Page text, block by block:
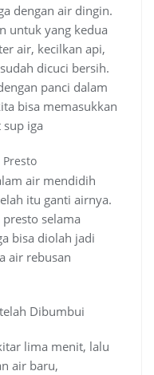
dengan air dingin.
untuk yang kedua
air, kecilkan api,
dicuci bersih.
panci dalam
bisa memasukkan
iga
air mendidih
itu ganti airnya.
selama
bisa diolah jadi
air rebusan
Dibumbui
lima menit, lalu
air baru,